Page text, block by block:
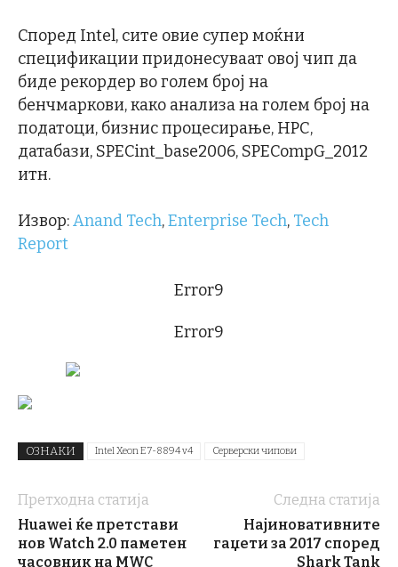
Според Intel, сите овие супер моќни
спецификации придонесуваат овој чип да
биде рекордер во голем број на
бенчмаркови, како анализа на голем број на
податоци, бизнис процесирање, HPC,
датабази, SPECint_base2006, SPECompG_2012
итн.
Извор:Anand Tech,Enterprise Tech, Tech
Report
Error9
Error9
ОЗНАКИ Intel Xeon E7-8894 v4 Серверски чипови
Претходна статија
Huawei ќе претстави
нов Watch 2.0 паметен
часовник на MWC
Следна статија
Најиновативните
гаџети за 2017 според
Shark Tank